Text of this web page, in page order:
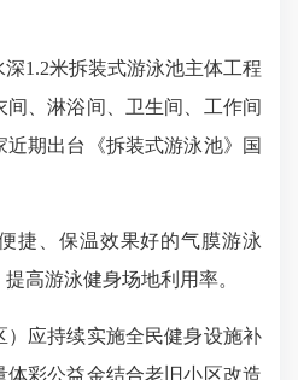
1.2米拆装式游泳池主体工程
、淋浴间、卫生间、工作间
期出台《拆装式游泳池》国
、保温效果好的气膜游泳
高游泳健身场地利用率。
应持续实施全民健身设施补
彩公益金结合老旧小区改造